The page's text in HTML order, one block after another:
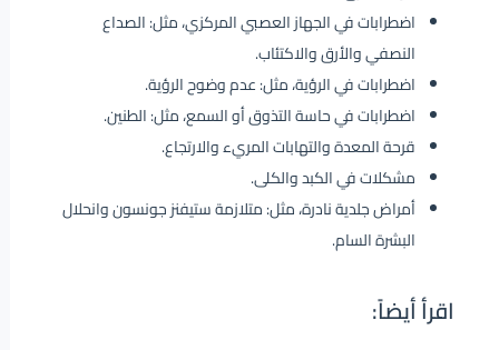
اضطرابات في الجهاز العصبي المركزي، مثل: الصداع
النصفي والأرق والاكتئاب.
اضطرابات في الرؤية، مثل: عدم وضوح الرؤية.
اضطرابات في حاسة التذوق أو السمع، مثل: الطنين.
قرحة المعدة والتهابات المريء والارتجاع.
مشكلات في الكبد والكلى.
أمراض جلدية نادرة، مثل: متلازمة ستيفنز جونسون وانحلال
البشرة السام.
اقرأ أيضاً: